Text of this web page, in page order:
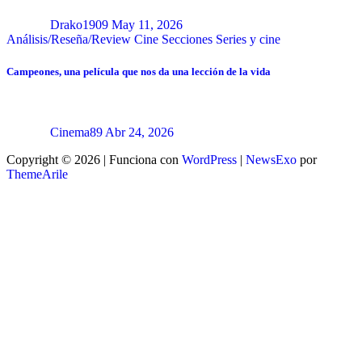
Drako1909 May 11, 2026
Análisis/Reseña/Review Cine Secciones Series y cine
Campeones, una película que nos da una lección de la vida
Cinema89 Abr 24, 2026
Copyright © 2026 | Funciona con WordPress | NewsExo por
ThemeArile